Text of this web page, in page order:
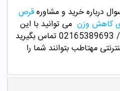
درباره خرید ومشاورهقرص
کاهش وزن می توانید با این
تماس بگیرید
مهتاطب بتوانند شما را